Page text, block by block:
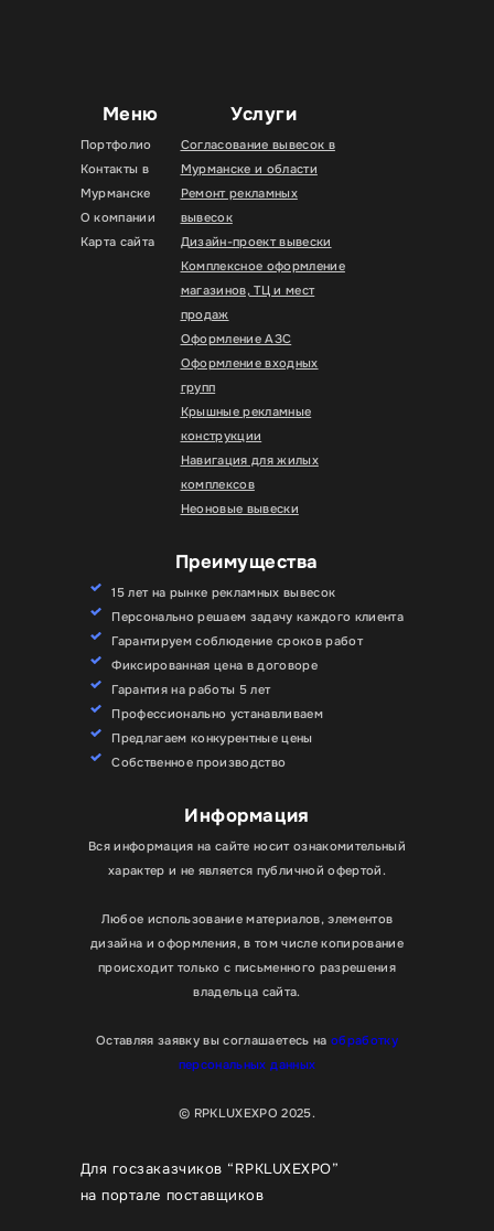
Меню
Портфолио
Контакты в
Мурманске
О компании
Карта сайта
Услуги
Согласование вывесок в
Мурманске и области
Ремонт рекламных
вывесок
Дизайн-проект вывески
Комплексное оформление
магазинов, ТЦ и мест
продаж
Оформление АЗС
Оформление входных
групп
Крышные рекламные
конструкции
Навигация для жилых
комплексов
Неоновые вывески
Преимущества
15 лет на рынке рекламных вывесок
Персонально решаем задачу каждого клиента
Гарантируем соблюдение сроков работ
Фиксированная цена в договоре
Гарантия на работы 5 лет
Профессионально устанавливаем
Предлагаем конкурентные цены
Собственное производство
Информация
Вся информация на сайте носит ознакомительный
характер и не является публичной офертой.
Любое использование материалов, элементов
дизайна и оформления, в том числе копирование
происходит только с письменного разрешения
владельца сайта.
Оставляя заявку вы соглашаетесь на обработку
персональных данных
© RPKLUXEXPO 2025.
Для госзаказчиков “RPKLUXEXPO”
на портале поставщиков